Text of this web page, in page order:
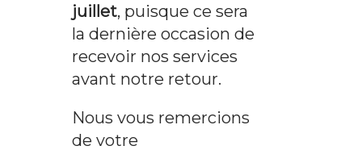
juillet, puisque ce sera
la dernière occasion de
recevoir nos services
avant notre retour.
Nous vous remercions
de votre